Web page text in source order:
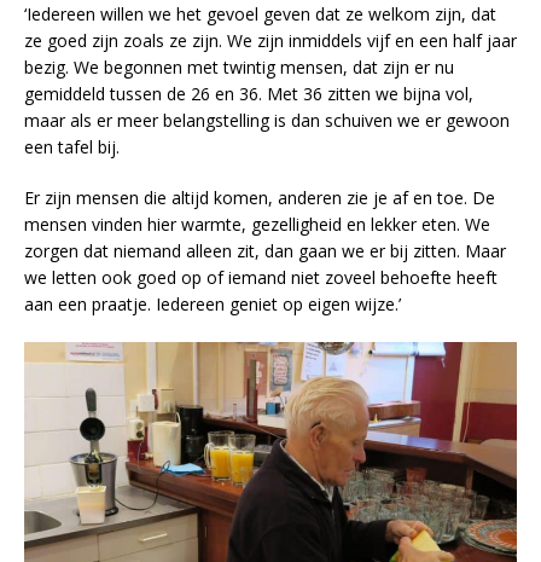
‘Iedereen willen we het gevoel geven dat ze welkom zijn, dat
ze goed zijn zoals ze zijn. We zijn inmiddels vijf en een half jaar
bezig. We begonnen met twintig mensen, dat zijn er nu
gemiddeld tussen de 26 en 36. Met 36 zitten we bijna vol,
maar als er meer belangstelling is dan schuiven we er gewoon
een tafel bij.
Er zijn mensen die altijd komen, anderen zie je af en toe. De
mensen vinden hier warmte, gezelligheid en lekker eten. We
zorgen dat niemand alleen zit, dan gaan we er bij zitten. Maar
we letten ook goed op of iemand niet zoveel behoefte heeft
aan een praatje. Iedereen geniet op eigen wijze.’